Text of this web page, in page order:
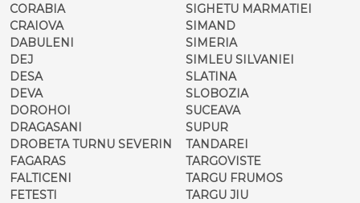
CORABIA
CRAIOVA
DABULENI
DEJ
DESA
DEVA
DOROHOI
DRAGASANI
DROBETA TURNU SEVERIN
FAGARAS
FALTICENI
FETESTI
SIGHETU MARMATIEI
SIMAND
SIMERIA
SIMLEU SILVANIEI
SLATINA
SLOBOZIA
SUCEAVA
SUPUR
TANDAREI
TARGOVISTE
TARGU FRUMOS
TARGU JIU